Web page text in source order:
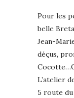
Pour les
belle
Jean-
déçus,
L’atelier
5 route